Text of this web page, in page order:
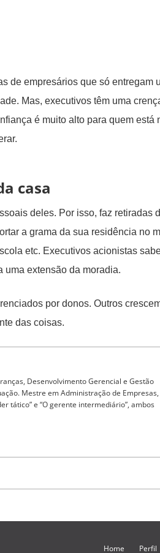
de empresários que só entregam
Mas, executivos têm uma
é muito alto para quem está
casa
deles. Por isso, faz retiradas
a grama da sua residência no
etc. Executivos acionistas
uma extensão da moradia.
por donos. Outros
das coisas.
Desenvolvimento Gerencial e Gestão
Mestre em Administração de Empresas,
tático” e “O gerente intermediário”, ambos
Home Perfil